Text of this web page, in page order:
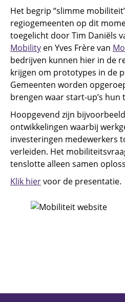
Het begrip “slimme
regiogemeenten op dit
toegelicht door Tim Daniëls
Mobility en Yves Frère van
bedrijven kunnen hier in de
krijgen om prototypes in de
Gemeenten worden
brengen waar start-up’s
Hoopgevend zijn
ontwikkelingen waarbij
investeringen medewerkers
verleiden. Het
tenslotte alleen samen
Klik hiervoor de presentatie.